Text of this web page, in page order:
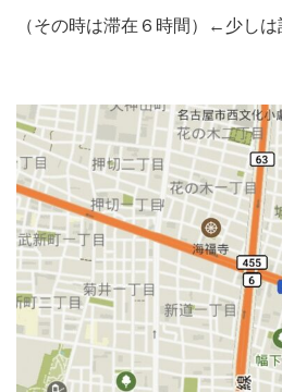
（その時は滞在６時間）←少し